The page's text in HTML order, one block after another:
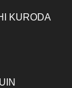
KURODA